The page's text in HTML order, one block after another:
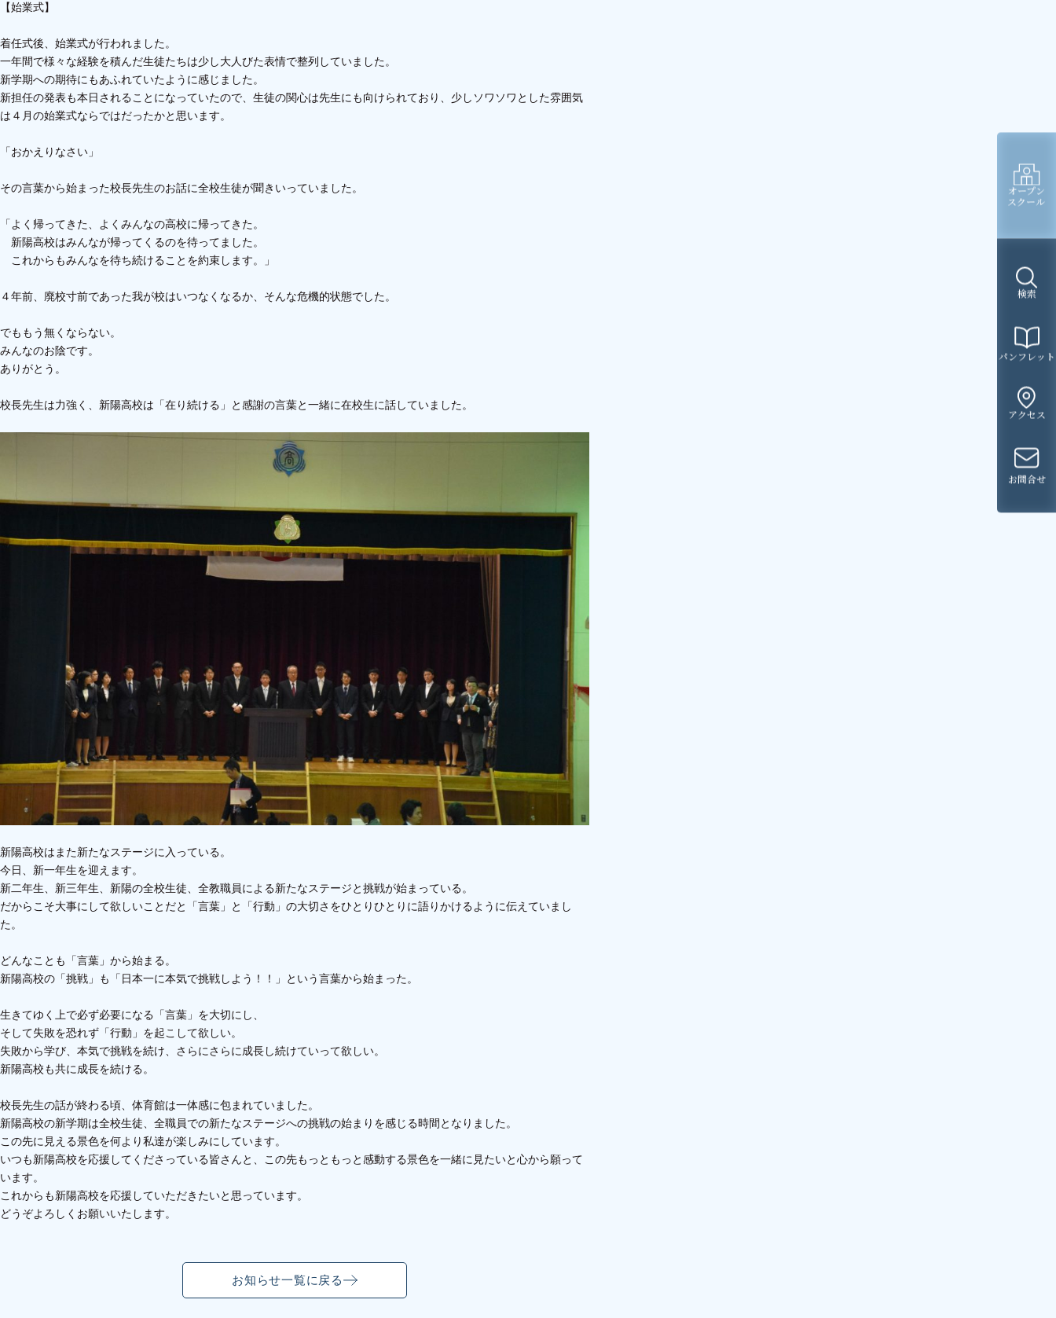
オープン
スクール
検索
パンフレット
アクセス
お問合せ
【始業式】
着任式後、始業式が行われました。
一年間で様々な経験を積んだ生徒たちは少し大人びた表情で整列していました。
新学期への期待にもあふれていたように感じました。
新担任の発表も本日されることになっていたので、生徒の関心は先生にも向けられており、少しソワソワとした雰囲気
は４月の始業式ならではだったかと思います。
「おかえりなさい」
その言葉から始まった校長先生のお話に全校生徒が聞きいっていました。
「よく帰ってきた、よくみんなの高校に帰ってきた。
新陽高校はみんなが帰ってくるのを待ってました。
これからもみんなを待ち続けることを約束します。」
４年前、廃校寸前であった我が校はいつなくなるか、そんな危機的状態でした。
でももう無くならない。
みんなのお陰です。
ありがとう。
校長先生は力強く、新陽高校は「在り続ける」と感謝の言葉と一緒に在校生に話していました。
新陽高校はまた新たなステージに入っている。
今日、新一年生を迎えます。
新二年生、新三年生、新陽の全校生徒、全教職員による新たなステージと挑戦が始まっている。
だからこそ大事にして欲しいことだと「言葉」と「行動」の大切さをひとりひとりに語りかけるように伝えていまし
た。
どんなことも「言葉」から始まる。
新陽高校の「挑戦」も「日本一に本気で挑戦しよう！！」という言葉から始まった。
生きてゆく上で必ず必要になる「言葉」を大切にし、
そして失敗を恐れず「行動」を起こして欲しい。
失敗から学び、本気で挑戦を続け、さらにさらに成長し続けていって欲しい。
新陽高校も共に成長を続ける。
校長先生の話が終わる頃、体育館は一体感に包まれていました。
新陽高校の新学期は全校生徒、全職員での新たなステージへの挑戦の始まりを感じる時間となりました。
この先に見える景色を何より私達が楽しみにしています。
いつも新陽高校を応援してくださっている皆さんと、この先もっともっと感動する景色を一緒に見たいと心から願って
います。
これからも新陽高校を応援していただきたいと思っています。
どうぞよろしくお願いいたします。
お知らせ一覧に戻る